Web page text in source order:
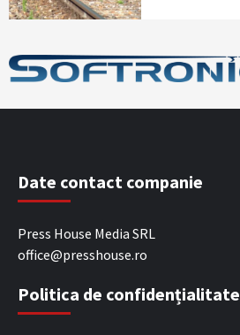
Date contact companie
Press House Media SRL
office@presshouse.ro
Politica de confidențialitate